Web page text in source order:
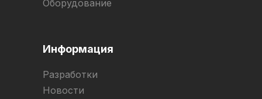
Информация
Оборудование
Разработки
Новости